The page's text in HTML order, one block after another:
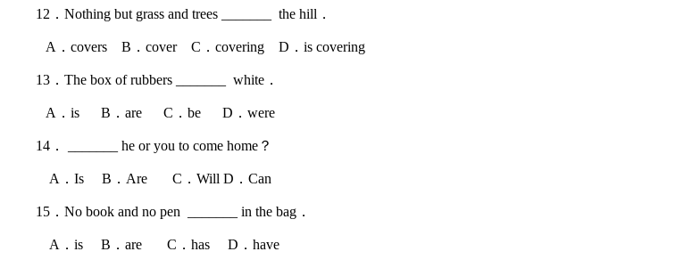
12．Nothing but grass and trees _______ the hill．
A．covers B．cover C．covering D．is covering
13．The box of rubbers _______ white．
A．is B．are C．be D．were
14． _______ he or you to come home？
A．Is B．Are C．Will D．Can
15．No book and no pen _______ in the bag．
A．is B．are C．has D．have